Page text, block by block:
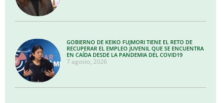
GOBIERNO DE KEIKO FUJMORI TIENE EL RETO DE
RECUPERAR EL EMPLEO JUVENIL QUE SE ENCUENTRA
EN CAÍDA DESDE LA PANDEMIA DEL COVID19
7 agosto, 2026